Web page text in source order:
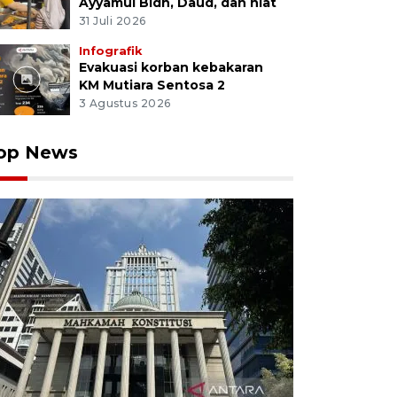
31 Juli 2026
Infografik
Evakuasi korban kebakaran
KM Mutiara Sentosa 2
3 Agustus 2026
News